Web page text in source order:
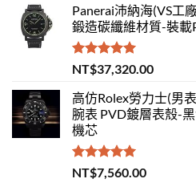
Panerai沛納海(VS工
鍛造碳纖維材質-裝
評分5.00
滿分 5
NT$37,320.00
高仿Rolex勞力士(男
腕表 PVD鍍層表殼-
機芯
評分 5.00
滿分 5
NT$7,560.00